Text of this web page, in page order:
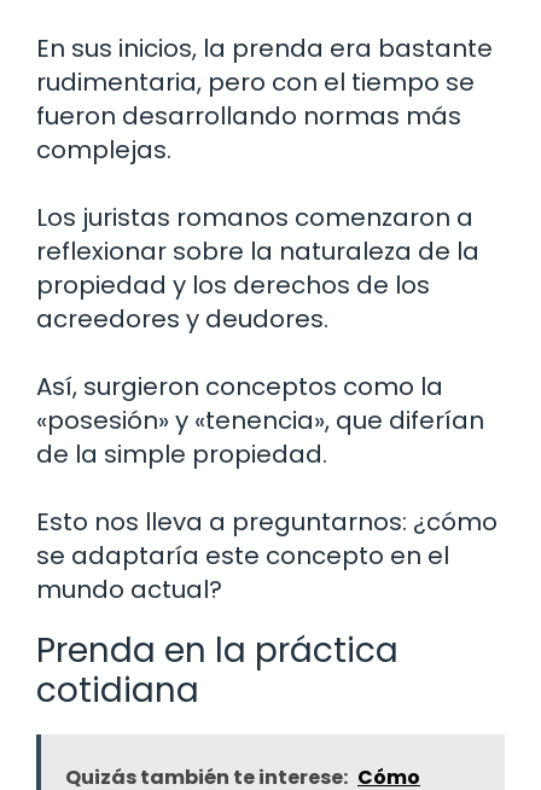
En sus inicios, la prenda era bastante
rudimentaria, pero con el tiempo se
fueron desarrollando normas más
complejas.
Los juristas romanos comenzaron a
reflexionar sobre la naturaleza de la
propiedad y los derechos de los
acreedores y deudores.
Así, surgieron conceptos como la
«posesión» y «tenencia», que diferían
de la simple propiedad.
Esto nos lleva a preguntarnos: ¿cómo
se adaptaría este concepto en el
mundo actual?
Prenda en la práctica
cotidiana
Quizás también te interese: Cómo